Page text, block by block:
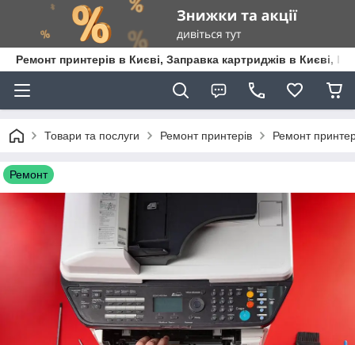
Ремонт принтерів в Києві, Заправка картриджів в Києві,
Товари та послуги Ремонт принтерів Ремонт
Ремонт